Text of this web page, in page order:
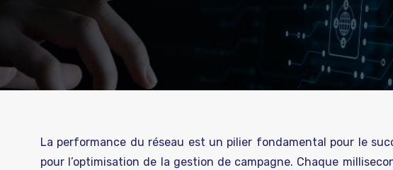
La performance du réseau est un pilier fondamental pour le
pour l’optimisation de la gestion de campagne. Chaque